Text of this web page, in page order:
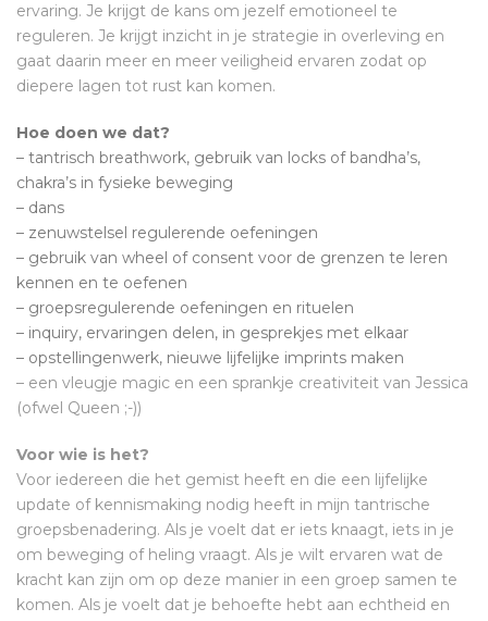
ervaring. Je krijgt de kans om jezelf emotioneel te
reguleren. Je krijgt inzicht in je strategie in overleving en
gaat daarin meer en meer veiligheid ervaren zodat op
diepere lagen tot rust kan komen.
Hoe doen we dat?
– tantrisch breathwork, gebruik van locks of bandha’s,
chakra’s in fysieke beweging
– dans
– zenuwstelsel regulerende oefeningen
– gebruik van wheel of consent voor de grenzen te leren
kennen en te oefenen
– groepsregulerende oefeningen en rituelen
– inquiry, ervaringen delen, in gesprekjes met elkaar
– opstellingenwerk, nieuwe lijfelijke imprints maken
– een vleugje magic en een sprankje creativiteit van Jessica
(ofwel Queen ;-))
Voor wie is het?
Voor iedereen die het gemist heeft en die een lijfelijke
update of kennismaking nodig heeft in mijn tantrische
groepsbenadering. Als je voelt dat er iets knaagt, iets in je
om beweging of heling vraagt. Als je wilt ervaren wat de
kracht kan zijn om op deze manier in een groep samen te
komen. Als je voelt dat je behoefte hebt aan echtheid en